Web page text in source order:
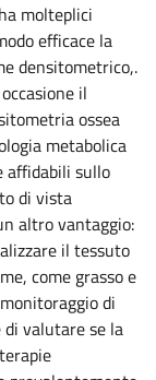
molteplici
efficace la
densitometrico,.
il
ossea
metabolica
affidabili sullo
di vista
altro vantaggio:
il tessuto
come grasso e
di
valutare se la